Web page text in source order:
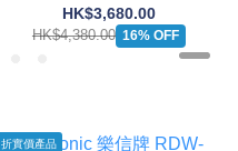
磁爐 (13A/適合較大櫥櫃空
間)
HK$3,680.00
HK$4,380.00 16% OFF
折實價產品